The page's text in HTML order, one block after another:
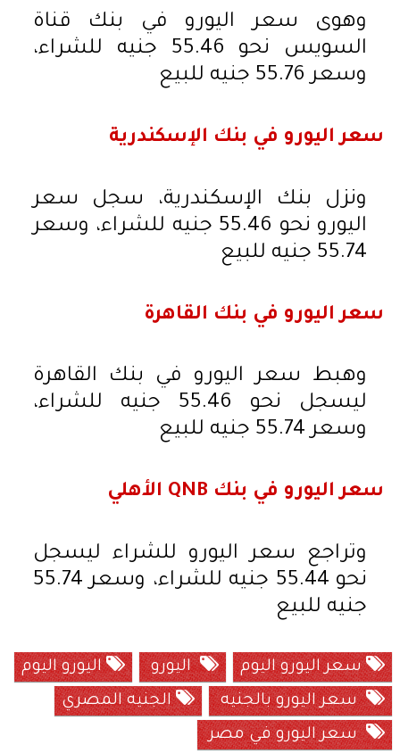
وهوى سعر اليورو في بنك قناة
السويس نحو 55.46 جنيه للشراء،
وسعر 55.76 جنيه للبيع
سعر اليورو في بنك الإسكندرية
ونزل بنك الإسكندرية، سجل سعر
اليورو نحو 55.46 جنيه للشراء، وسعر
55.74 جنيه للبيع
سعر اليورو في بنك القاهرة
وهبط سعر اليورو في بنك القاهرة
ليسجل نحو 55.46 جنيه للشراء،
وسعر 55.74 جنيه للبيع
سعر اليورو في بنك QNB الأهلي
وتراجع سعر اليورو للشراء ليسجل
نحو 55.44 جنيه للشراء، وسعر 55.74
جنيه للبيع
سعر اليورو اليوم اليورو
اليورو اليوم
سعر اليورو بالجنيه
الجنيه المصري
سعر اليورو في مصر